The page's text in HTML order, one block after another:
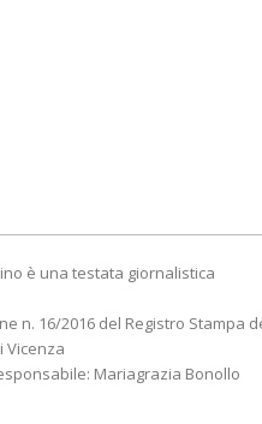
è una testata giornalistica
n. 16/2016 del Registro Stampa
Vicenza
Mariagrazia Bonollo